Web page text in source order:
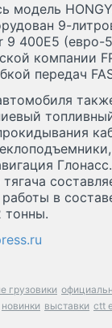
модель
9-
9 400E5 (евро-
компании
передач
в
тонны.
грузовики
новинки выставки ctt